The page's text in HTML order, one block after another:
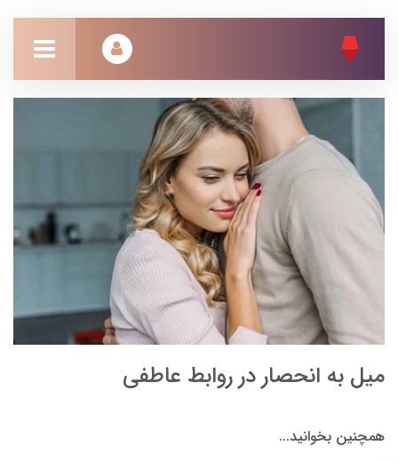
میل به انحصار در روابط عاطفی
همچنین بخوانید...